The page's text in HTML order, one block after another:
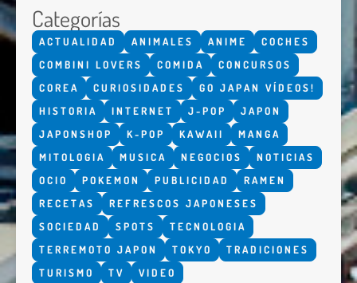
Categorías
ACTUALIDAD ANIMALES ANIME
COCHES
COMBINI LOVERS
COMIDA
CONCURSOS
COREA
CURIOSIDADES
GO JAPAN VÍDEOS!
HISTORIA
INTERNET J-POP
JAPON
JAPONSHOP
K-POP KAWAII
MANGA
MITOLOGIA
MUSICA NEGOCIOS
NOTICIAS
OCIO
POKEMON PUBLICIDAD
RAMEN
RECETAS
REFRESCOS JAPONESES
SOCIEDAD
SPOTS
TECNOLOGIA
TERREMOTO JAPON
TOKYO
TRADICIONES
TURISMO
TV VIDEO